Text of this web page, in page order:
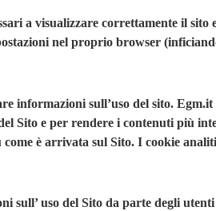
a visualizzare correttamente il
nel proprio browser
informazioni sull’uso del sito.
Sito e per rendere i contenuti più
è arrivata sul Sito. I cookie
sull’ uso del Sito da parte degli